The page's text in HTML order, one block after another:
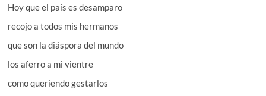
Hoy que el país es desamparo
recojo a todos mis hermanos
que son la diáspora del mundo
los aferro a mi vientre
como queriendo gestarlos